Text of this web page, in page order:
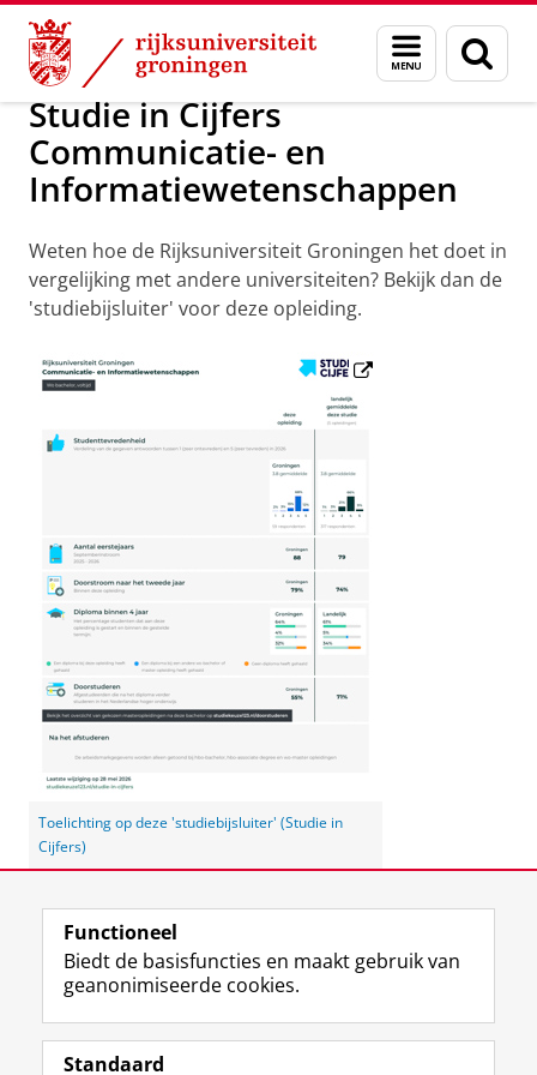
Skip
Content
Skip
Navigation
Menu
en
zoeken
Communicatie- en Informatiewetenschappen
Studie in Cijfers
Communicatie- en
Informatiewetenschappen
Weten hoe de Rijksuniversiteit Groningen het doet in
vergelijking met andere universiteiten? Bekijk dan de
'studiebijsluiter' voor deze opleiding.
Toelichting op deze 'studiebijsluiter' (Studie in
Cijfers)
Laatst gewijzigd: 03 juni 2026 12:29
Volg de RUG
F
a
L
i
R
S
I
n
Y
o
Functioneel
Biedt de basisfuncties en maakt gebruik van
geanonimiseerde cookies.
Standaard